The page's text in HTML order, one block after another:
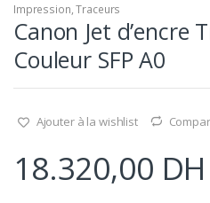
Impression,Traceurs
Canon Jet d’encre
Couleur SFP A0
Ajouter à la wishlist
18.320,00 DH